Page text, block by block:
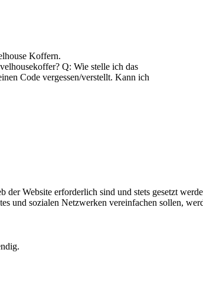
Koffern.
Q: Wie stelle ich das
Code vergessen/verstellt. Kann ich
der Website erforderlich sind und stets gesetzt
und sozialen Netzwerken vereinfachen sollen,